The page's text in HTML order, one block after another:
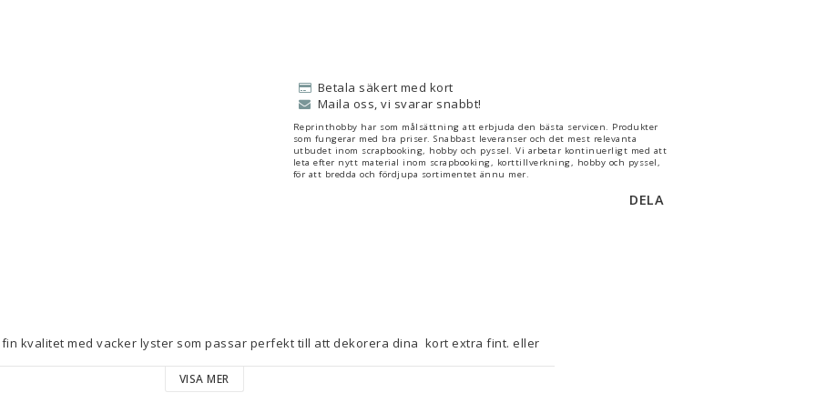
Betala säkert med kort
Maila oss, vi svarar snabbt!
Reprinthobby har som målsättning att erbjuda den bästa servicen. Produkter
som fungerar med bra priser. Snabbast leveranser och det mest relevanta
utbudet inom scrapbooking, hobby och pyssel. Vi arbetar kontinuerligt med att
leta efter nytt material inom scrapbooking, korttillverkning, hobby och pyssel,
för att bredda och fördjupa sortimentet ännu mer.
DELA
kvalitet med vacker lyster som passar perfekt till att dekorera dina  kort extra fint. eller
presentinslagning
många olika slags dekorationer och endast fantasin sätter gränsen för hur detta band kan
VISA MER